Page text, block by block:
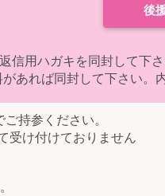
後
用ハガキを同封して下さ
れば同封して下さい。
持参ください。
受け付けておりません